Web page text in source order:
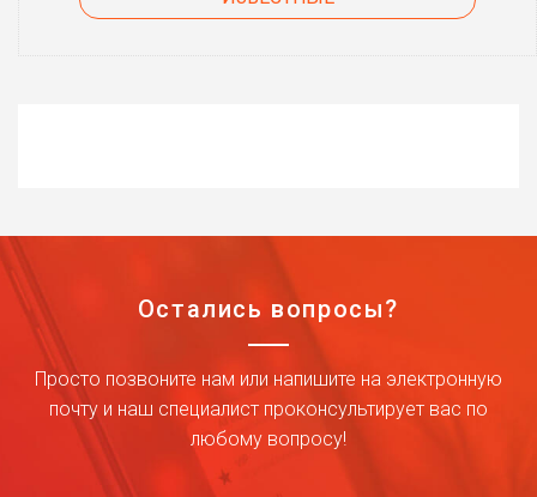
Остались вопросы?
Просто позвоните нам или напишите на электронную
почту и наш специалист проконсультирует вас по
любому вопросу!